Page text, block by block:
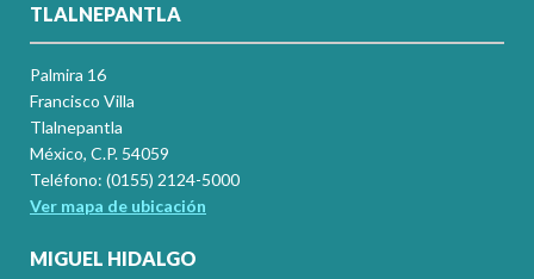
TLALNEPANTLA
Palmira 16
Francisco Villa
Tlalnepantla
México, C.P. 54059
Teléfono: (0155) 2124-5000
Ver mapa de ubicación
MIGUEL HIDALGO